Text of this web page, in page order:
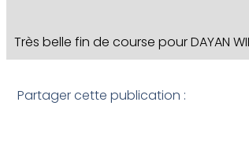
Très belle fin de course pour DAYAN
Partager cette publication :